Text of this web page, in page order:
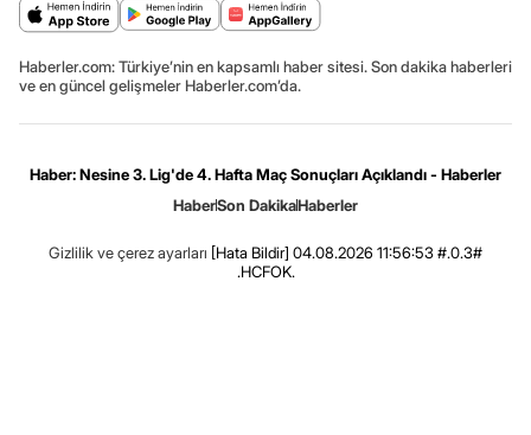
Haberler.com: Türkiye’nin en kapsamlı haber sitesi. Son dakika haberleri
ve en güncel gelişmeler Haberler.com’da.
Haber: Nesine 3. Lig'de 4. Hafta Maç Sonuçları Açıklandı - Haberler
HaberSon DakikaHaberler
Gizlilik ve çerez ayarları [Hata Bildir] 04.08.2026 11:56:53 #.0.3#
.HCFOK.